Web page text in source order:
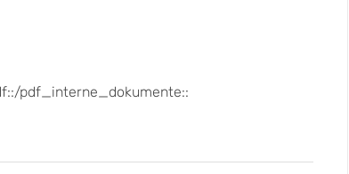
pdf_interne_dokumente::